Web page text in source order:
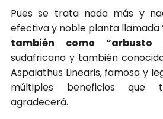
Pues se trata nada más y
efectiva y noble planta llamada
también como “arbusto
sudafricano y también
Aspalathus Linearis, famosa y
múltiples beneficios que
agradecerá.